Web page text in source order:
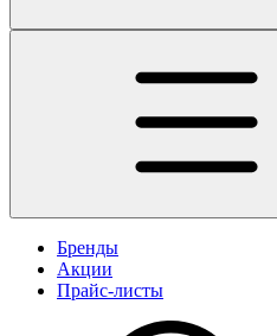
Бренды
Акции
Прайс-листы